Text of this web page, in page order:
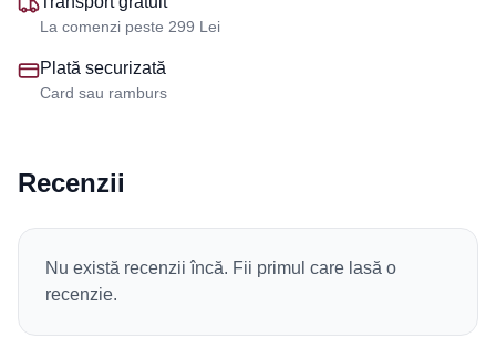
La comenzi peste 299 Lei
Plată securizată
Card sau ramburs
Recenzii
Nu există recenzii încă. Fii primul care lasă o
recenzie.